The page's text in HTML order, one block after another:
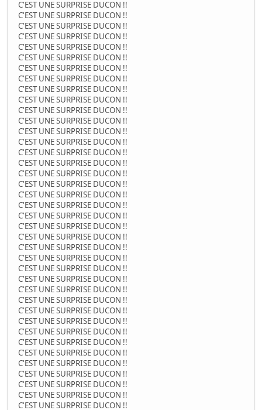
C'EST UNE SURPRISE DUCON !!
C'EST UNE SURPRISE DUCON !!
C'EST UNE SURPRISE DUCON !!
C'EST UNE SURPRISE DUCON !!
C'EST UNE SURPRISE DUCON !!
C'EST UNE SURPRISE DUCON !!
C'EST UNE SURPRISE DUCON !!
C'EST UNE SURPRISE DUCON !!
C'EST UNE SURPRISE DUCON !!
C'EST UNE SURPRISE DUCON !!
C'EST UNE SURPRISE DUCON !!
C'EST UNE SURPRISE DUCON !!
C'EST UNE SURPRISE DUCON !!
C'EST UNE SURPRISE DUCON !!
C'EST UNE SURPRISE DUCON !!
C'EST UNE SURPRISE DUCON !!
C'EST UNE SURPRISE DUCON !!
C'EST UNE SURPRISE DUCON !!
C'EST UNE SURPRISE DUCON !!
C'EST UNE SURPRISE DUCON !!
C'EST UNE SURPRISE DUCON !!
C'EST UNE SURPRISE DUCON !!
C'EST UNE SURPRISE DUCON !!
C'EST UNE SURPRISE DUCON !!
C'EST UNE SURPRISE DUCON !!
C'EST UNE SURPRISE DUCON !!
C'EST UNE SURPRISE DUCON !!
C'EST UNE SURPRISE DUCON !!
C'EST UNE SURPRISE DUCON !!
C'EST UNE SURPRISE DUCON !!
C'EST UNE SURPRISE DUCON !!
C'EST UNE SURPRISE DUCON !!
C'EST UNE SURPRISE DUCON !!
C'EST UNE SURPRISE DUCON !!
C'EST UNE SURPRISE DUCON !!
C'EST UNE SURPRISE DUCON !!
C'EST UNE SURPRISE DUCON !!
C'EST UNE SURPRISE DUCON !!
C'EST UNE SURPRISE DUCON !!